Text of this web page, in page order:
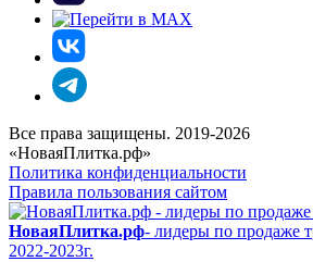
Все права защищены. 2019-2026
«НоваяПлитка.рф»
Политика конфиденциальности
Правила пользования сайтом
НоваяПлитка.рф- лидеры по продаже
2022-2023г.